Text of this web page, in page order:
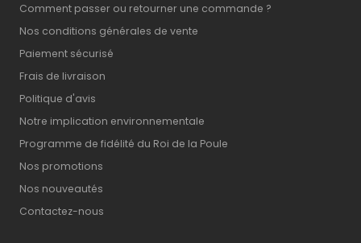
Comment passer ou retourner une commande ?
Nos conditions générales de vente
Paiement sécurisé
Frais de livraison
Politique d'avis
Notre implication environnementale
Programme de fidélité du Roi de la Poule
Nos promotions
Nos nouveautés
Contactez-nous